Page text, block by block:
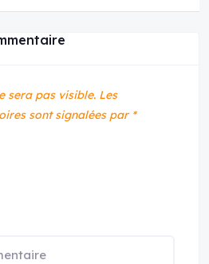
sera pas visible. Les
sont signalées par *